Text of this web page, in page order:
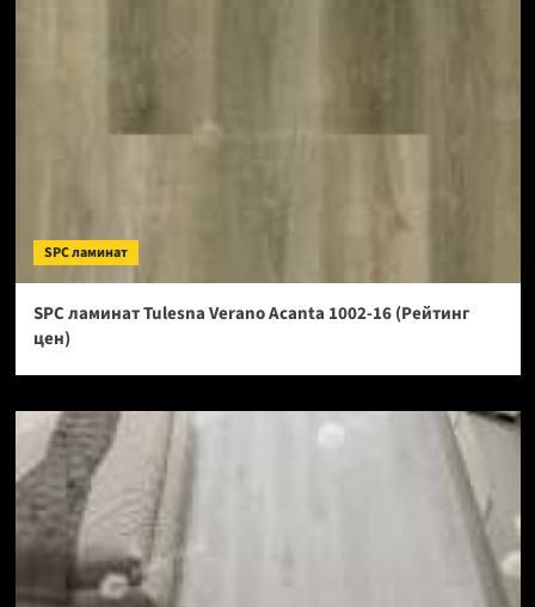
SPC ламинат
SPC ламинат Tulesna Verano Acanta 1002-16 (Рейтинг
цен)